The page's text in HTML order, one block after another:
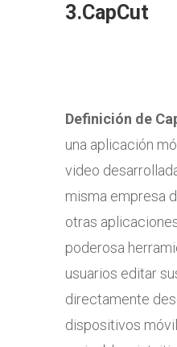
3.CapCut
Definición de
una aplicación
video
misma empresa
otras
poderosa
usuarios editar
directamente
dispositivos